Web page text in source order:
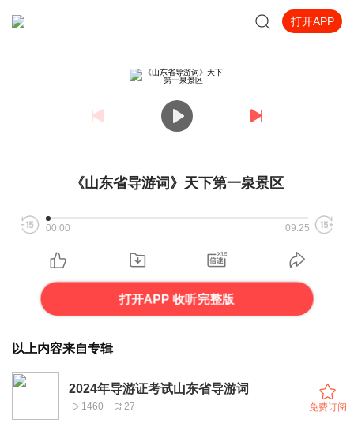
打开APP
《山东省导游词》天下第一泉景区
00:00 09:25
打开APP 收听完整版
以上内容来自专辑
2024年导游证考试山东省导游词
1460 27 免费订阅